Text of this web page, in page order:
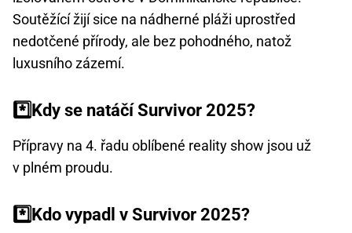
Soutěžící žijí sice na nádherné pláži uprostřed
nedotčené přírody, ale bez pohodného, natož
luxusního zázemí.
*️⃣Kdy se natáčí Survivor 2025?
Přípravy na 4. řadu oblíbené reality show jsou už
v plném proudu.
*️⃣Kdo vypadl v Survivor 2025?